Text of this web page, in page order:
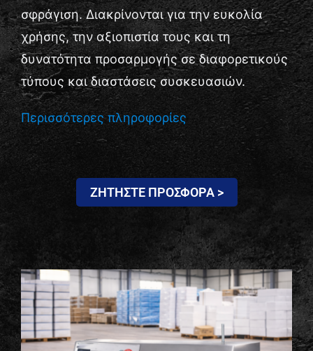
Επικοινωνία
σφράγιση. Διακρίνονται για την ευκολία
χρήσης, την αξιοπιστία τους και τη
δυνατότητα προσαρμογής σε διαφορετικούς
τύπους και διαστάσεις συσκευασιών.
Περισσότερες πληροφορίες
ΖΗΤΗΣΤΕ ΠΡΟΣΦΟΡΑ >